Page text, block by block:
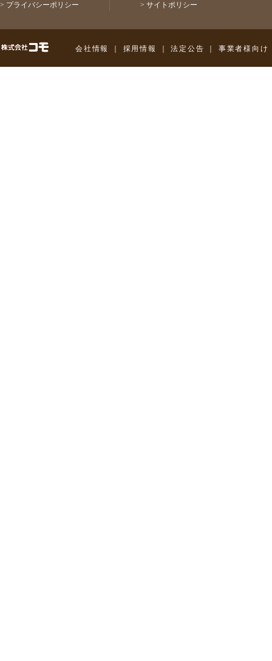
> プライバシーポリシー > サイトポリシー
株式会社コモ
会社情報 採用情報 ｜法定公告 事業者様向け